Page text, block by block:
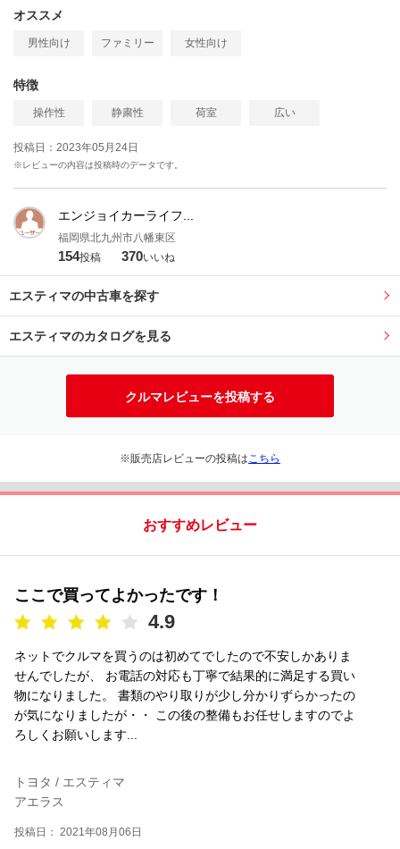
オススメ
男性向け ファミリー 女性向け
特徴
操作性 静粛性 荷室 広い
投稿日：2023年05月24日
※レビューの内容は投稿時のデータです。
エンジョイカーライフ...
福岡県北九州市八幡東区
154投稿 370いいね
エスティマの中古車を探す
エスティマのカタログを見る
クルマレビューを投稿する
※販売店レビューの投稿は こちら
おすすめレビュー
ここで買ってよかったです！
4.9
ネットでクルマを買うのは初めてでしたので不安しかありま
せんでしたが、 お電話の対応も丁寧で結果的に満足する買い
物になりました。 書類のやり取りが少し分かりずらかったの
が気になりましたが・・ この後の整備もお任せしますのでよ
ろしくお願いします...
トヨタ / エスティマ
アエラス
投稿日： 2021年08月06日